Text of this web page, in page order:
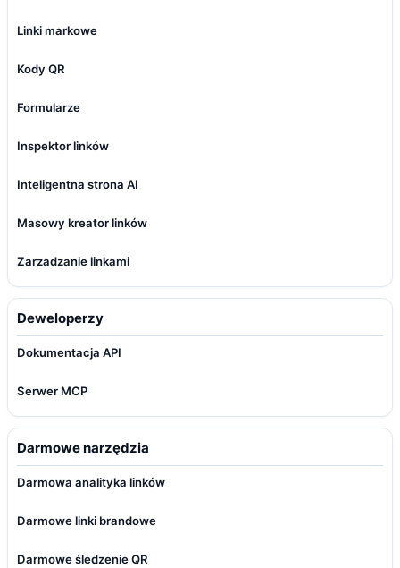
Linki markowe
Kody QR
Formularze
Inspektor linków
Inteligentna strona AI
Masowy kreator linków
Zarzadzanie linkami
Deweloperzy
Dokumentacja API
Serwer MCP
Darmowe narzędzia
Darmowa analityka linków
Darmowe linki brandowe
Darmowe śledzenie QR